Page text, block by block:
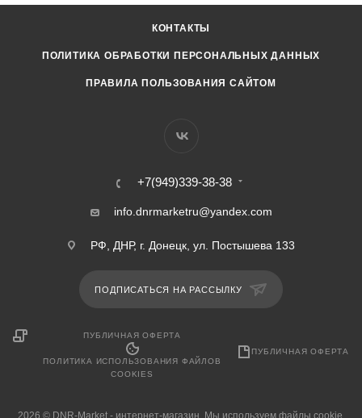
КОНТАКТЫ
ПОЛИТИКА ОБРАБОТКИ ПЕРСОНАЛЬНЫХ ДАННЫХ
ПРАВИЛА ПОЛЬЗОВАНИЯ САЙТОМ
+7(949)339-38-38
info.dnrmarketru@yandex.com
РФ, ДНР, г. Донецк, ул. Постышева 133
ПОДПИСАТЬСЯ НА РАССЫЛКУ
ПУБЛИЧНАЯ ОФЕРТА
ПОЛИТИКА ИСПОЛЬЗОВАНИЯ ФАЙЛОВ
COOKIES
ПУБЛИЧНАЯ ОФЕРТА